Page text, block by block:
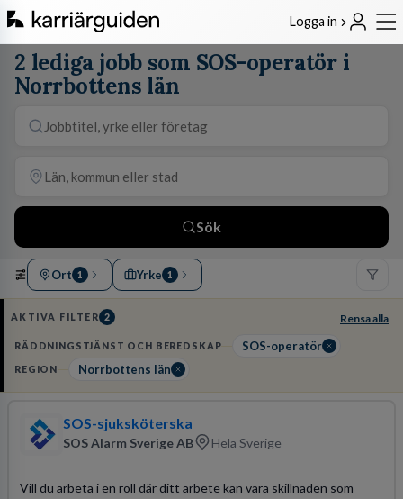
Logga in
2 lediga jobb som SOS-operatör i
Norrbottens län
Sök
Ort 1 Yrke 1
AKTIVA FILTER 2 Rensa alla
RÄDDNINGSTJÄNST OCH BEREDSKAP SOS-operatör
REGION Norrbottens län
SOS-sjuksköterska
SOS Alarm Sverige AB Hela Sverige
Vill du arbeta i en roll där ditt arbete kan vara skillnaden som